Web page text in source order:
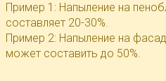
Пример 1: Напыление на
составляет 20-30%.
Пример 2: Напыление на
может составить до 50%.